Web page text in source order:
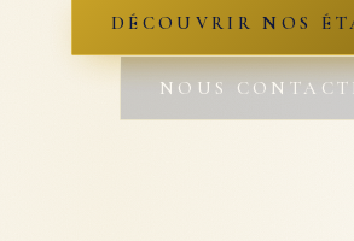
DÉCOUVRIR NOS
NOUS